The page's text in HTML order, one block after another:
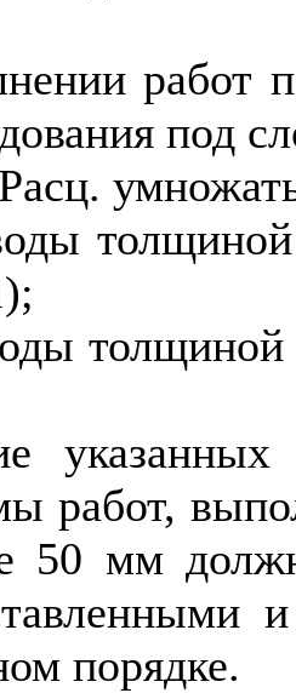
работ
под
Расц.
работ,
50 мм
порядке.